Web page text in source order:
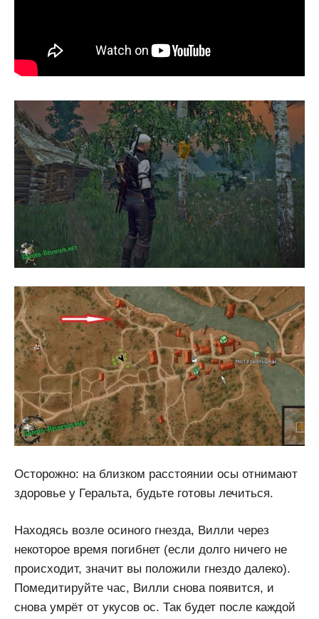
Осторожно: на близком расстоянии осы отнимают
здоровье у Геральта, будьте готовы лечиться.
Находясь возле осиного гнезда, Вилли через
некоторое время погибнет (если долго ничего не
происходит, значит вы положили гнездо далеко).
Помедитируйте час, Вилли снова появится, и
снова умрёт от укусов ос. Так будет после каждой